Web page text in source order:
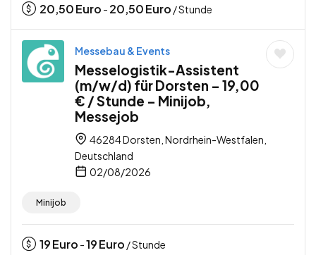
20,50Euro - 20,50Euro / Stunde
Messebau & Events
Messelogistik-Assistent
(m/w/d) für Dorsten – 19,00
€ / Stunde – Minijob,
Messejob
46284 Dorsten, Nordrhein-Westfalen,
Deutschland
02/08/2026
Minijob
19Euro -19Euro / Stunde